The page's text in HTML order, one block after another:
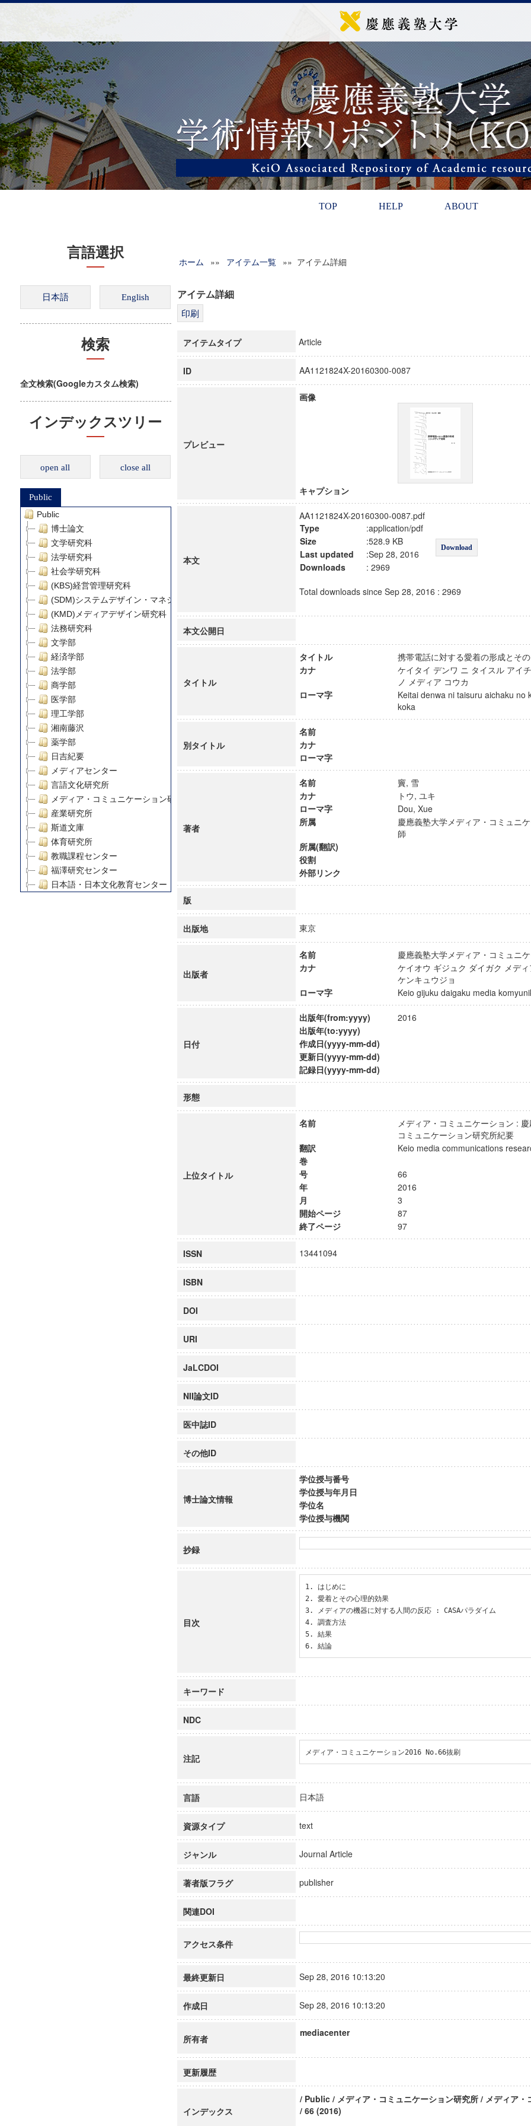
TOP HELP ABOUT
言語選択
検索
全文検索(Googleカスタム検索)
インデックスツリー
open all close all
Public
Public
博士論文
文学研究科
法学研究科
社会学研究科
(KBS)経営管理研究科
(SDM)システムデザイン・マネジメント研究科
(KMD)メディアデザイン研究科
法務研究科
文学部
経済学部
法学部
商学部
医学部
理工学部
湘南藤沢
薬学部
日吉紀要
メディアセンター
言語文化研究所
メディア・コミュニケーション研究所
産業研究所
斯道文庫
体育研究所
教職課程センター
福澤研究センター
日本語・日本文化教育センター
デジタルメディア・コンテンツ統合研究センター
グローバルリサーチインスティテュート
慶應義塾大学グローバルCOEプログラム市民社会ガバナンス教育研究センター
慶應義塾大学グローバルCOEプログラム論理と感性の先端的教育研究拠点
博士課程教育リーディングプログラム「超成熟社会発展のサイエンス」
ホーム »» アイテム一覧 »» アイテム詳細
アイテム詳細
アイテムタイプ Article
ID AA1121824X-20160300-0087
プレビュー
画像
キャプション
本文
AA1121824X-20160300-0087.pdf
Type
:application/pdf
Download
Size
:528.9 KB
Last updated
:Sep 28, 2016
Downloads
: 2969
Total downloads since Sep 28, 2016 : 2969
本文公開日
タイトル
タイトル
携帯電話に対する愛着の形成とそ
カナ
ケイタイ デンワ ニ タイスル アイ
ノ メディア コウカ
ローマ字
Keitai denwa ni taisuru aichaku no
koka
別タイトル
名前
カナ
ローマ字
著者
名前
竇, 雪
カナ
トウ, ユキ
ローマ字
Dou, Xue
所属
慶應義塾大学メディア・コミュニ
師
所属(翻訳)
役割
外部リンク
版
出版地 東京
出版者
名前
慶應義塾大学メディア・コミュニ
カナ
ケイオウ ギジュク ダイガク メデ
ケンキュウジョ
ローマ字
Keio gijuku daigaku media
日付
出版年(from:yyyy)
2016
出版年(to:yyyy)
作成日(yyyy-mm-dd)
更新日(yyyy-mm-dd)
記録日(yyyy-mm-dd)
形態
上位タイトル
名前
メディア・コミュニケーション :
コミュニケーション研究所紀要
翻訳
Keio media communications
巻
号
66
年
2016
月
3
開始ページ
87
終了ページ
97
ISSN 13441094
ISBN
DOI
URI
JaLCDOI
NII論文ID
医中誌ID
その他ID
博士論文情報
学位授与番号
学位授与年月日
学位名
学位授与機関
抄録
目次
1. はじめに
2. 愛着とその心理的効果
3. メディアの機器に対する人間の反応 : CASAパラダイム
4. 調査方法
5. 結果
6. 結論
キーワード
NDC
注記
メディア・コミュニケーション2016 No.66抜刷
言語 日本語
資源タイプ text
ジャンル Journal Article
著者版フラグ publisher
関連DOI
アクセス条件
最終更新日 Sep 28, 2016 10:13:20
作成日 Sep 28, 2016 10:13:20
所有者
mediacenter
更新履歴
インデックス
/ Public / メディア・コミュニケーション研究所 / メディア・
/ 66 (2016)